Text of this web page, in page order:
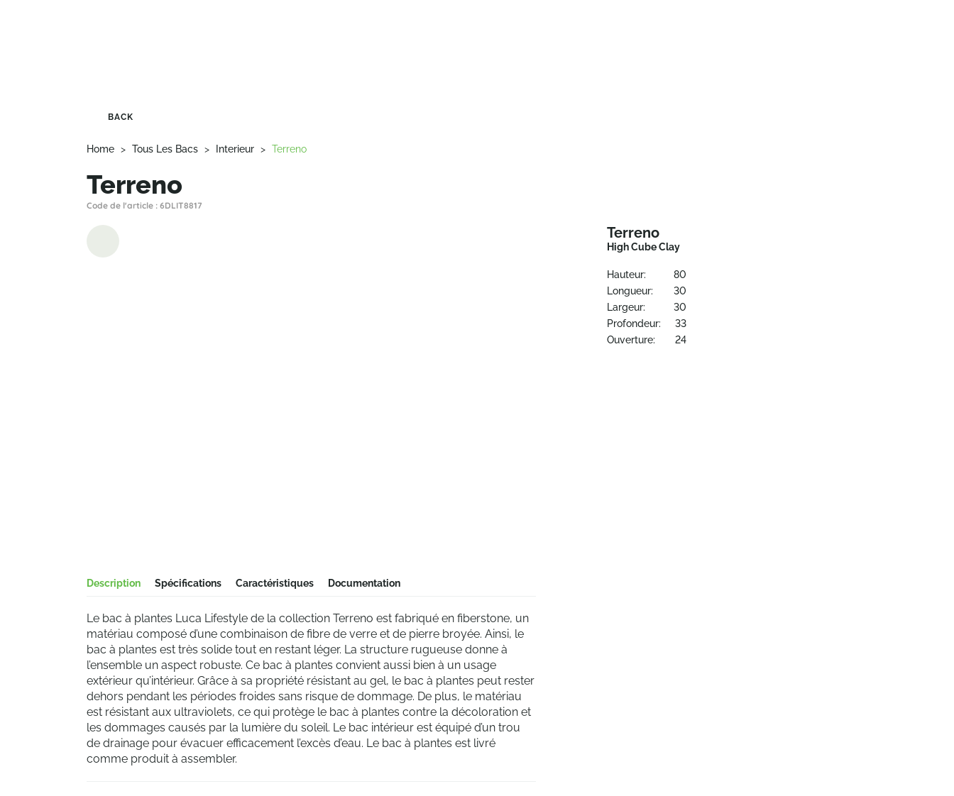
BACK
Home > Tous Les Bacs > Interieur > Terreno
Terreno
Code de l'article : 6DLIT8817
Description Spécifications Caractéristiques Documentation
Le bac à plantes Luca Lifestyle de la collection Terreno est fabriqué en fiberstone, un
matériau composé d’une combinaison de fibre de verre et de pierre broyée. Ainsi, le
bac à plantes est très solide tout en restant léger. La structure rugueuse donne à
l’ensemble un aspect robuste. Ce bac à plantes convient aussi bien à un usage
extérieur qu’intérieur. Grâce à sa propriété résistant au gel, le bac à plantes peut rester
dehors pendant les périodes froides sans risque de dommage. De plus, le matériau
est résistant aux ultraviolets, ce qui protège le bac à plantes contre la décoloration et
les dommages causés par la lumière du soleil. Le bac intérieur est équipé d’un trou
de drainage pour évacuer efficacement l’excès d’eau. Le bac à plantes est livré
comme produit à assembler.
Terreno
High Cube Clay
Hauteur:
80
Longueur:
30
Largeur:
30
Profondeur:
33
Ouverture:
24